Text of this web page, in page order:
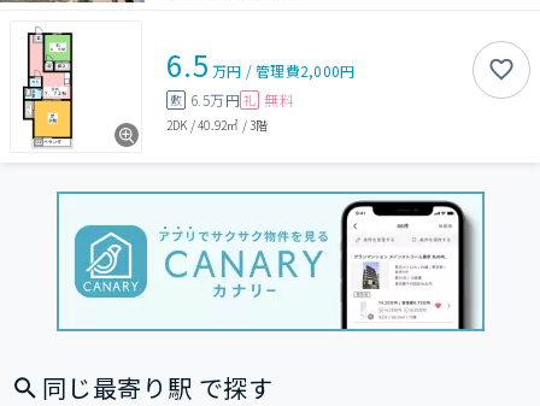
6.5 万円 /管理費2,000円
敷 6.5万円 礼 無料
2DK /40.92㎡ /3階
同じ最寄り駅 で探す